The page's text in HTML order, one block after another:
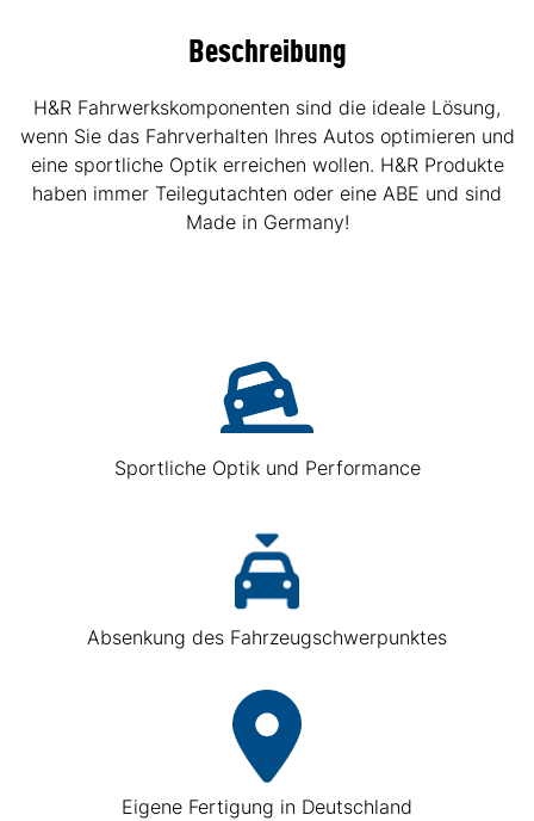
Beschreibung
H&R Fahrwerkskomponenten sind die ideale Lösung,
wenn Sie das Fahrverhalten Ihres Autos optimieren und
eine sportliche Optik erreichen wollen. H&R Produkte
haben immer Teilegutachten oder eine ABE und sind
Made in Germany!
Sportliche Optik und Performance
Absenkung des Fahrzeugschwerpunktes
Eigene Fertigung in Deutschland